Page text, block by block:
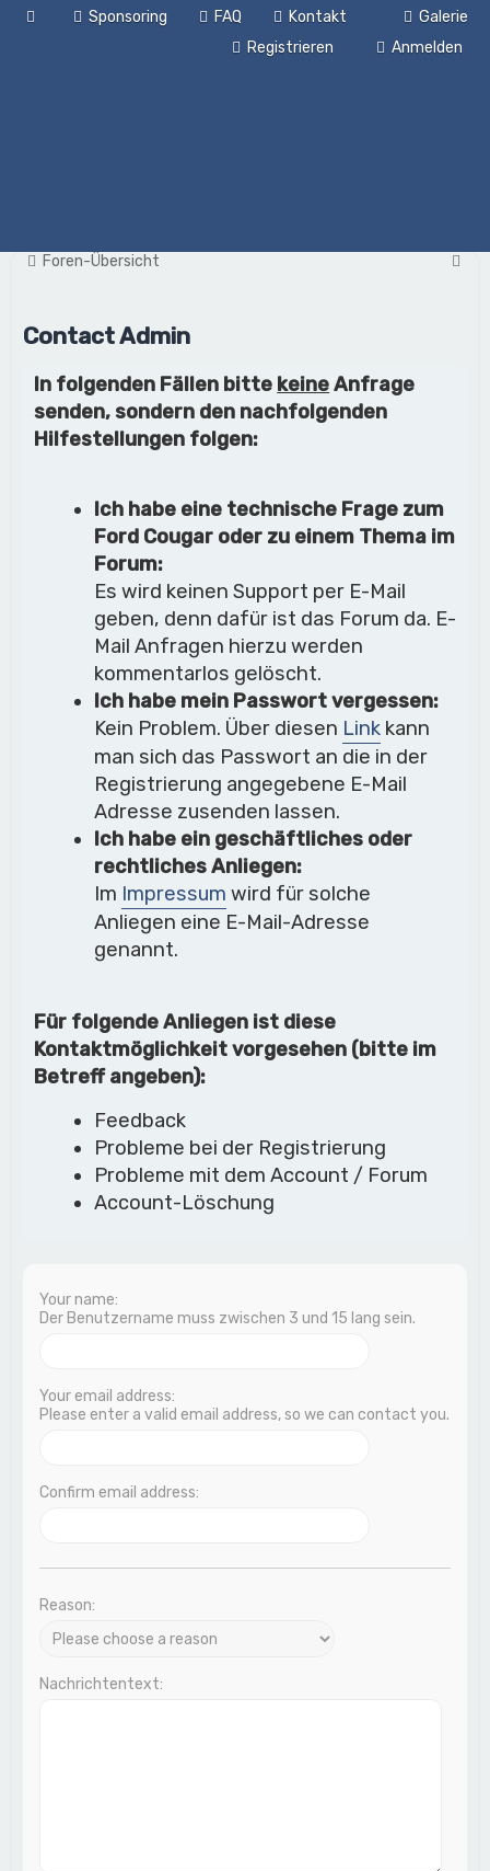
Galerie
Sponsoring FAQ
Kontakt
Anmelden
Registrieren
Foren-Übersicht
Contact Admin
In folgenden Fällen bitte keineAnfrage
senden, sondern den nachfolgenden
Hilfestellungen folgen:
Ich habe eine technische Frage zum
Ford Cougar oder zu einem Thema im
Forum:
Es wird keinen Support per E-Mail
geben, denn dafür ist das Forum da. E-
Mail Anfragen hierzu werden
kommentarlos gelöscht.
Ich habe mein Passwort vergessen:
Kein Problem. Über diesen Linkkann
man sich das Passwort an die in der
Registrierung angegebene E-Mail
Adresse zusenden lassen.
Ich habe ein geschäftliches oder
rechtliches Anliegen:
Im Impressum wird für solche
Anliegen eine E-Mail-Adresse
genannt.
Für folgende Anliegen ist diese
Kontaktmöglichkeit vorgesehen (bitte im
Betreff angeben):
Feedback
Probleme bei der Registrierung
Probleme mit dem Account / Forum
Account-Löschung
Your name:
Der Benutzername muss zwischen 3 und 15 lang sein.
Your email address:
Please enter a valid email address, so we can contact you.
Confirm email address:
Reason:
Nachrichtentext: